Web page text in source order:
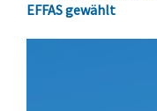
EFFAS gewählt